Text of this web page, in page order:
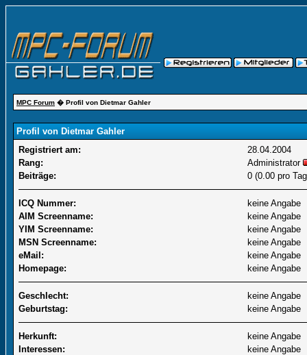
MPC Forum � Profil von Dietmar Gahler
Profil von Dietmar Gahler
Registriert am:
28.04.2004
Rang:
Administrator
Beiträge:
0 (0.00 pro
ICQ Nummer:
keine Angabe
AIM Screenname:
keine Angabe
YIM Screenname:
keine Angabe
MSN Screenname:
keine Angabe
eMail:
keine Angabe
Homepage:
keine Angabe
Geschlecht:
keine Angabe
Geburtstag:
keine Angabe
Herkunft:
keine Angabe
Interessen:
keine Angabe